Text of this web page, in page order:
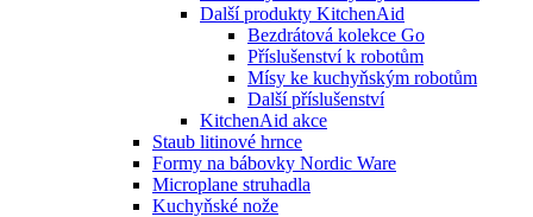
Další produkty KitchenAid
Bezdrátová kolekce Go
Příslušenství k robotům
Mísy ke kuchyňským robotům
Další příslušenství
KitchenAid akce
Staub litinové hrnce
Formy na bábovky Nordic Ware
Microplane struhadla
Kuchyňské nože